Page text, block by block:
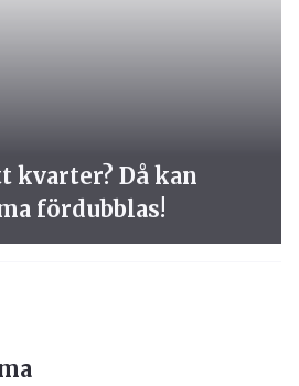
kvarter? Då kan
fördubblas!